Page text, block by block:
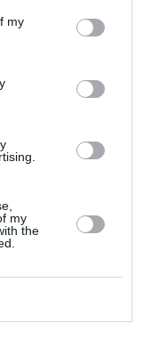
my
my
the
La
comuni e di
dei flussi
a essere
scala. “Ogni
della
ricordando
vita, una famiglia